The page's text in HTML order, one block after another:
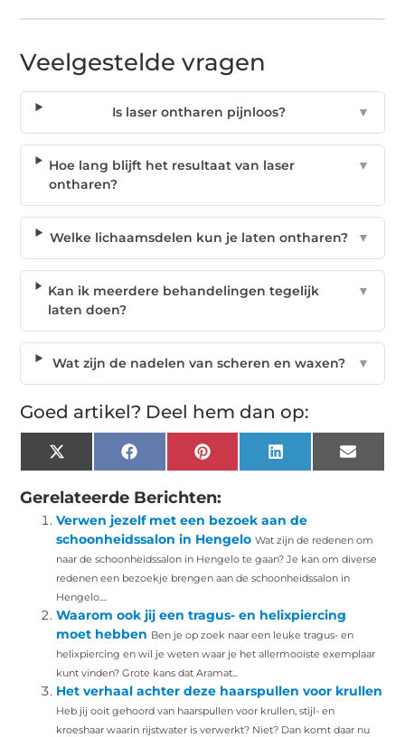
Veelgestelde vragen
Is laser ontharen pijnloos? ▼
Hoe lang blijft het resultaat van laser
ontharen?
▼
Welke lichaamsdelen kun je laten ontharen? ▼
Kan ik meerdere behandelingen tegelijk
laten doen?
▼
Wat zijn de nadelen van scheren en waxen? ▼
Goed artikel? Deel hem dan op:
X
(Twitter)
Facebook Pinterest LinkedIn Email
Gerelateerde Berichten:
Verwen jezelf met een bezoek aan de
schoonheidssalon in Hengelo Wat zijn de redenen om
naar de schoonheidssalon in Hengelo te gaan? Je kan om diverse
redenen een bezoekje brengen aan de schoonheidssalon in
Hengelo....
Waarom ook jij een tragus- en helixpiercing
moet hebben Ben je op zoek naar een leuke tragus- en
helixpiercing en wil je weten waar je het allermooiste exemplaar
kunt vinden? Grote kans dat Aramat...
Het verhaal achter deze haarspullen voor krullen
Heb jij ooit gehoord van haarspullen voor krullen, stijl- en
kroeshaar waarin rijstwater is verwerkt? Niet? Dan komt daar nu